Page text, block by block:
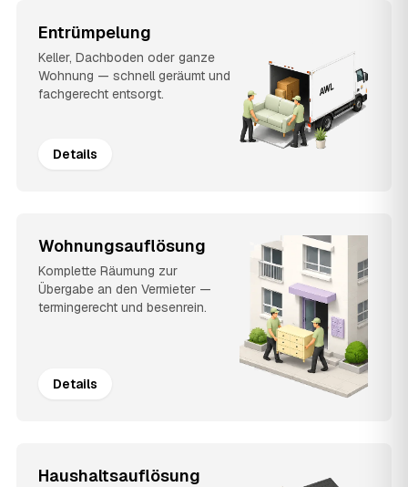
Entrümpelung
Keller, Dachboden oder ganze
Wohnung — schnell geräumt und
fachgerecht entsorgt.
Details
Wohnungsauflösung
Komplette Räumung zur
Übergabe an den Vermieter —
termingerecht und besenrein.
Details
Haushaltsauflösung